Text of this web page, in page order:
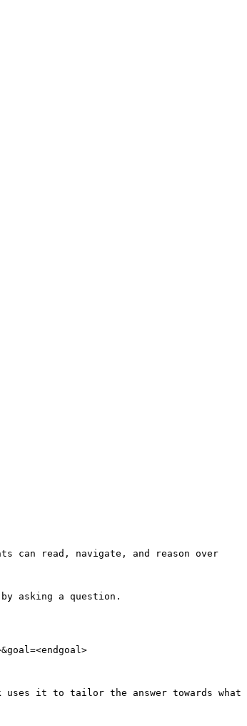
can read, navigate, and reason over
asking a question.
uses it to tailor the answer towards what